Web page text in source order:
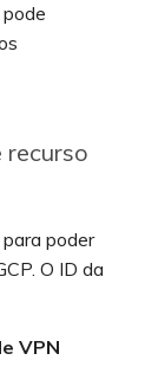
recurso
poder
O ID da
VPN